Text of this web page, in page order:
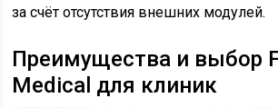
за счёт отсутствия внешних модулей.
Преимущества и выбор
Medical для клиник